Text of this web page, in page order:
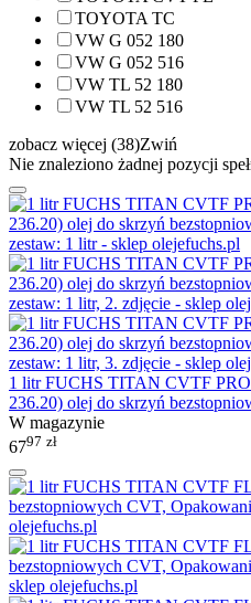
TOYOTA TC
VW G 052 180
VW G 052 516
VW TL 52 180
VW TL 52 516
zobacz więcej (38)Zwiń
Nie znaleziono żadnej pozycji
1 litr FUCHS TITAN CVTF
236.20) olej do skrzyń
W magazynie
6797 zł